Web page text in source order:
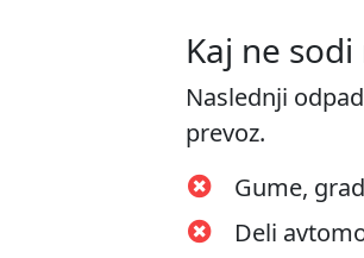
Kaj ne
Naslednji
prevoz.
Gume,
Deli